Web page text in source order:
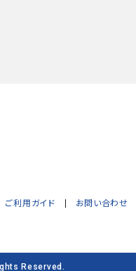
ご利用ガイド お問い合わせ
Reserved.